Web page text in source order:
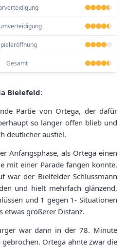
Gesamt
Bielefeld:
Partie von Ortega, der dafür
so langer offen blieb und
deutlicher ausfiel.
Anfangsphase, als Ortega einen
mit einer Parade fangen konnte.
war der Bielfelder Schlussmann
und hielt mehrfach glänzend,
und 1 gegen 1- Situationen
etwas größerer Distanz.
war dann in der 78. Minute
Ortega ahnte zwar die